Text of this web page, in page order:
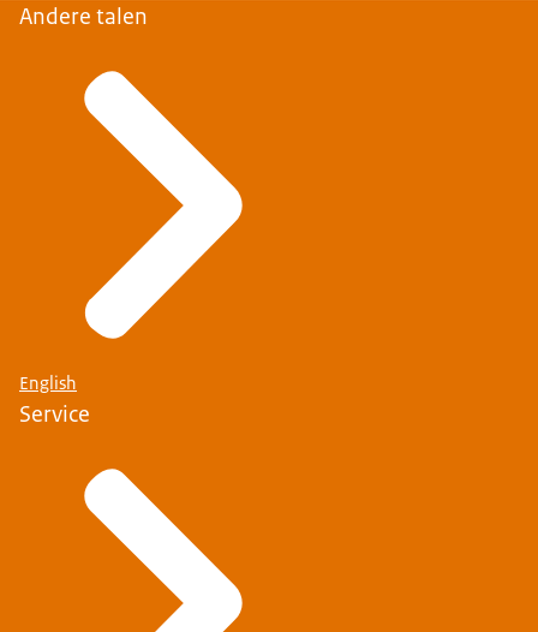
Andere talen
English
Service